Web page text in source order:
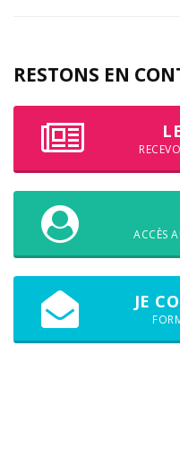
RESTONS EN
ACCÈS
JE